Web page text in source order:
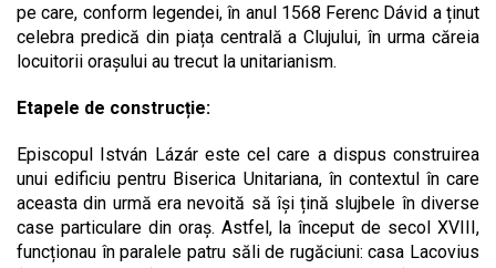
pe care, conform legendei, în anul 1568 Ferenc Dávid a ținut
celebra predică din piața centrală a Clujului, în urma căreia
locuitorii orașului au trecut la unitarianism.
Etapele de construcție:
Episcopul István Lázár este cel care a dispus construirea
unui edificiu pentru Biserica Unitariana, în contextul în care
aceasta din urmă era nevoită să își țină slujbele în diverse
case particulare din oraș. Astfel, la început de secol XVIII,
funcționau în paralele patru săli de rugăciuni: casa Lacovius